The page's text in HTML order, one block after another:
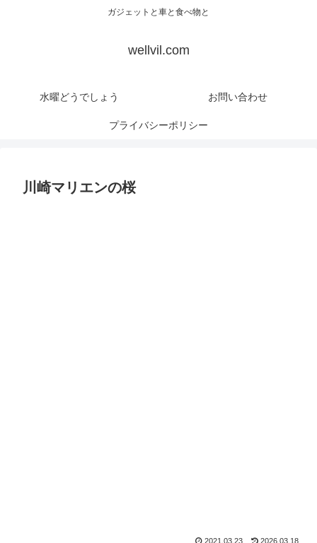
ガジェットと車と食べ物と
wellvil.com
水曜どうでしょう お問い合わせ
プライバシーポリシー
川崎マリエンの桜
2021.03.23 2026.03.18